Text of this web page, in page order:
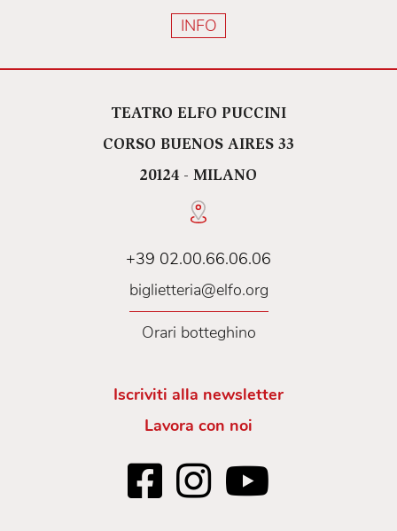
INFO
TEATRO ELFO PUCCINI
CORSO BUENOS AIRES 33
20124 - MILANO
+39 02.00.66.06.06
biglietteria@elfo.org
Orari botteghino
Iscriviti alla newsletter
Lavora con noi